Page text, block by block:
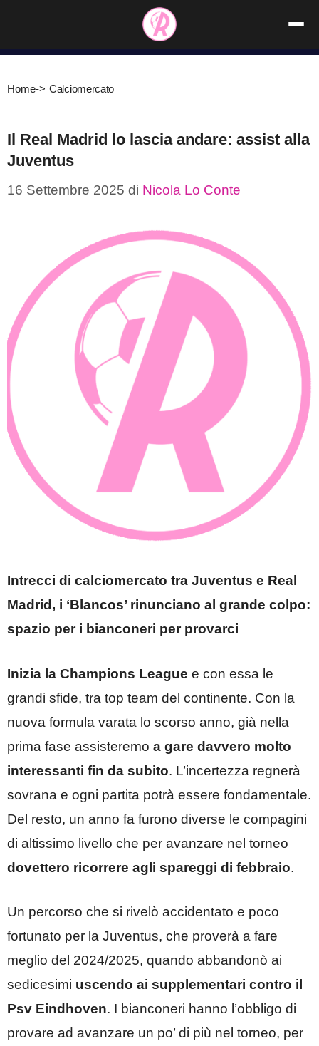
contenuto
Home-> Calciomercato
Il Real Madrid lo lascia andare: assist alla
Juventus
16 Settembre 2025 di Nicola Lo Conte
Intrecci di calciomercato tra Juventus e Real
Madrid, i ‘Blancos’ rinunciano al grande colpo:
spazio per i bianconeri per provarci
Inizia la Champions League e con essa le
grandi sfide, tra top team del continente. Con la
nuova formula varata lo scorso anno, già nella
prima fase assisteremo a gare davvero molto
interessanti fin da subito. L’incertezza regnerà
sovrana e ogni partita potrà essere fondamentale.
Del resto, un anno fa furono diverse le compagini
di altissimo livello che per avanzare nel torneo
dovettero ricorrere agli spareggi di febbraio.
Un percorso che si rivelò accidentato e poco
fortunato per la Juventus, che proverà a fare
meglio del 2024/2025, quando abbandonò ai
sedicesimi uscendo ai supplementari contro il
Psv Eindhoven. I bianconeri hanno l’obbligo di
provare ad avanzare un po’ di più nel torneo, per